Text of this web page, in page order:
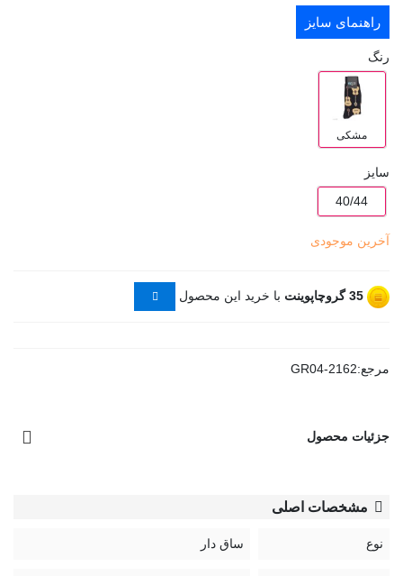
راهنمای سایز
رنگ
مشکی
سایز
40/44
آخرین موجودی
35گروچاپوینت با خرید این محصول
مرجع:GR04-2162
جزئیات محصول
مشخصات اصلی
نوع ساق دار